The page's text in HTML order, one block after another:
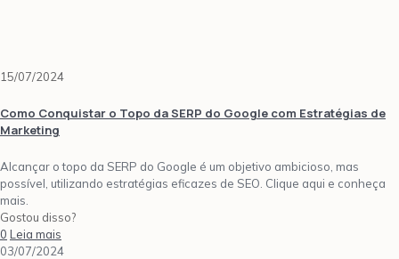
15/07/2024
Como Conquistar o Topo da SERP do Google com Estratégias de
Marketing
Alcançar o topo da SERP do Google é um objetivo ambicioso, mas
possível, utilizando estratégias eficazes de SEO. Clique aqui e conheça
mais.
Gostou disso?
0 Leia mais
03/07/2024